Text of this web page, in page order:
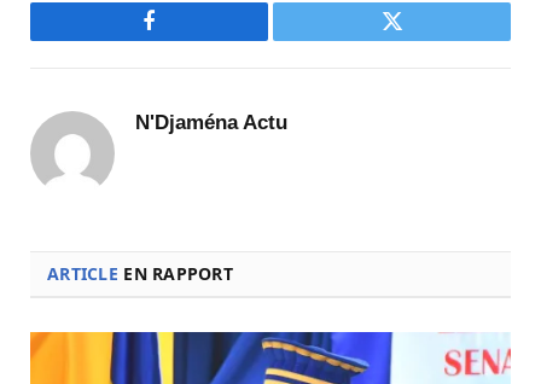
Facebook Twitter
N'Djaména Actu
ARTICLE EN RAPPORT